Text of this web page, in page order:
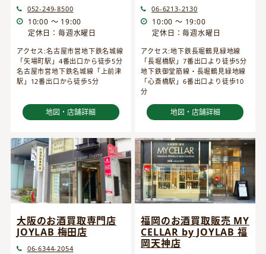
052-249-8500
10:00 ～ 19:00
定休日：毎週水曜日
アクセス:名古屋市営地下鉄名城線
「矢場町駅」4番出口から徒歩5分
名古屋市営地下鉄名城線「上前津
駅」12番出口から徒歩5分
地図・店舗詳細
06-6213-2130
10:00 ～ 19:00
定休日：毎週水曜日
アクセス:地下鉄長堀鶴見緑地線
「長堀橋駅」7番出口より徒歩5分
地下鉄御堂筋線・長堀鶴見緑地線
「心斎橋駅」6番出口より徒歩10
分
地図・店舗詳細
大阪のお酒買取専門店
JOYLAB 梅田店
06-6344-2054
福岡のお酒買取販売 MY
CELLAR by JOYLAB 福
岡天神店